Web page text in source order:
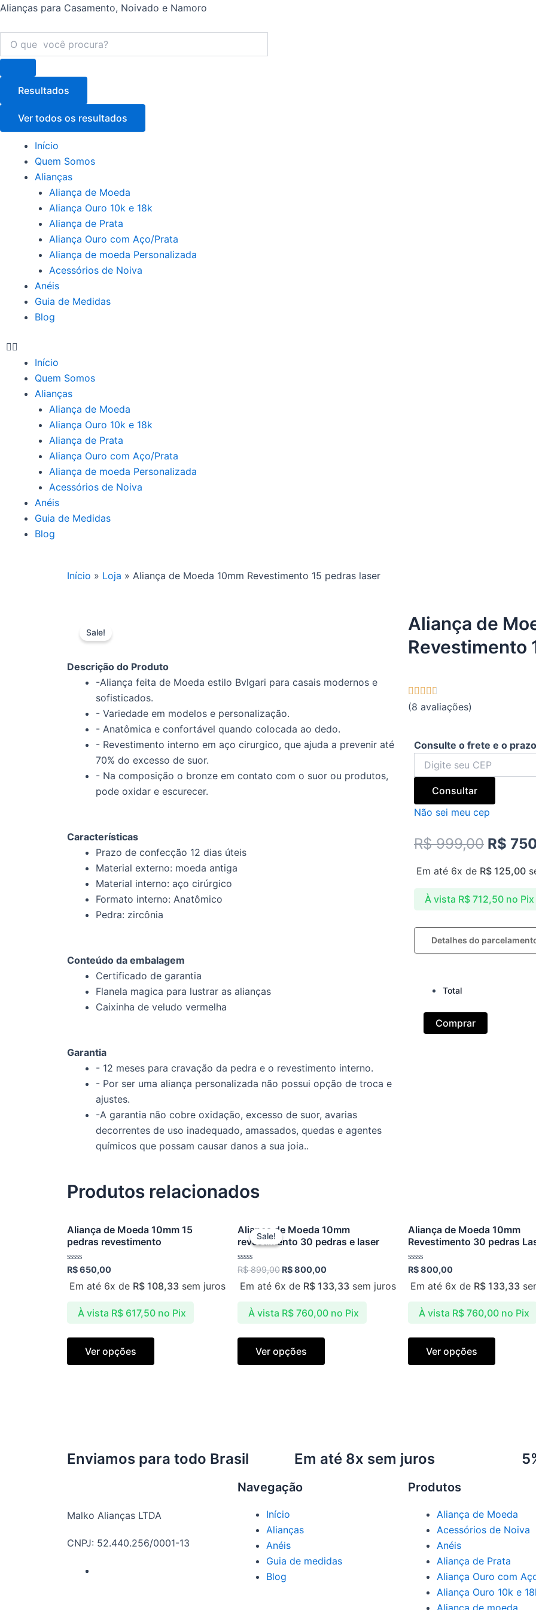
Ir
conteúdo
Alianças para Casamento, Noivado e Namoro
Resultados
Ver todos os resultados
Início
Quem Somos
Alianças
Aliança de Moeda
Aliança Ouro 10k e 18k
Aliança de Prata
Aliança Ouro com Aço/Prata
Aliança de moeda Personalizada
Acessórios de Noiva
Anéis
Guia de Medidas
Blog
Menu
Início
Quem Somos
Alianças
Aliança de Moeda
Aliança Ouro 10k e 18k
Aliança de Prata
Aliança Ouro com Aço/Prata
Aliança de moeda Personalizada
Acessórios de Noiva
Anéis
Guia de Medidas
Blog
Início » Loja » Aliança de Moeda 10mm Revestimento 15 pedras laser
Sale!
Descrição do Produto
-Aliança feita de Moeda estilo Bvlgari para casais modernos e
sofisticados.
- Variedade em modelos e personalização.
- Anatômica e confortável quando colocada ao dedo.
- Revestimento interno em aço cirurgico, que ajuda a prevenir até
70% do excesso de suor.
- Na composição o bronze em contato com o suor ou produtos,
pode oxidar e escurecer.
Características
Prazo de confecção 12 dias úteis
Material externo: moeda antiga
Material interno: aço cirúrgico
Formato interno: Anatômico
Pedra: zircônia
Conteúdo da embalagem
Certificado de garantia
Flanela magica para lustrar as alianças
Caixinha de veludo vermelha
Garantia
- 12 meses para cravação da pedra e o revestimento interno.
- Por ser uma aliança personalizada não possui opção de troca e
ajustes.
-A garantia não cobre oxidação, excesso de suor, avarias
decorrentes de uso inadequado, amassados, quedas e agentes
químicos que possam causar danos a sua joia..
Aliança de
Revestimento
    
(8 avaliações)
Consulte o frete e o
Consultar
Não sei meu cep
R$999,00
price
R$
À vista R$712,50 no Pix
Em até 6x de R$ 125,00
Detalhes do
Total
Aliança
Moeda
laser
quantidade
Comprar
Produtos relacionados
Aliança de Moeda 10mm 15
pedras revestimento
Avaliação
de
5
R$650,00
À vista R$617,50 no Pix
Em até 6x de R$ 108,33 sem juros
Ver opções
Sale!
Sale!
Aliança de Moeda 10mm
revestimento 30 pedras e laser
Avaliação
de
5
R$899,00
price
was:
R$800,00
price
is:
À vista R$760,00 no Pix
Em até 6x de R$ 133,33 sem juros
Ver opções
Aliança de Moeda 10mm
Revestimento 30 pedras
Avaliação
de
5
R$800,00
À vista R$760,00 no Pix
Em até 6x de R$ 133,33
Ver opções
Enviamos para todo Brasil Em até 8x sem juros
Malko Alianças LTDA
CNPJ: 52.440.256/0001-13
Navegação
Início
Alianças
Anéis
Guia de medidas
Blog
Produtos
Aliança de Moeda
Acessórios de Noiva
Anéis
Aliança de Prata
Aliança Ouro com
Aliança Ouro 10k e